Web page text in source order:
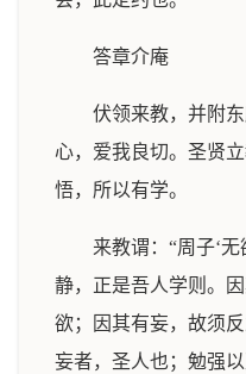
答章介庵
伏领来教，并附
心，爱我良切。圣贤
悟，所以有学。
来教谓：“周子‘
静，正是吾人学则。
欲；因其有妄，故须
妄者，圣人也；勉强